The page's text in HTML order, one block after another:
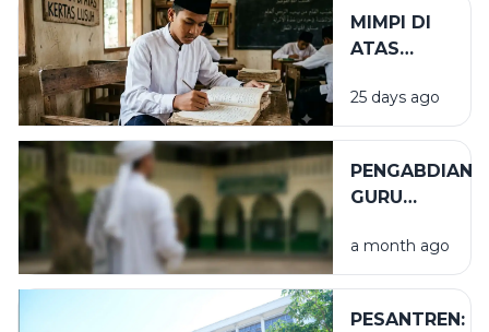
MIMPI DI
ATAS
LUSUH
25 days ago
PENGABDIAN
GURU
a month ago
PESANTREN: